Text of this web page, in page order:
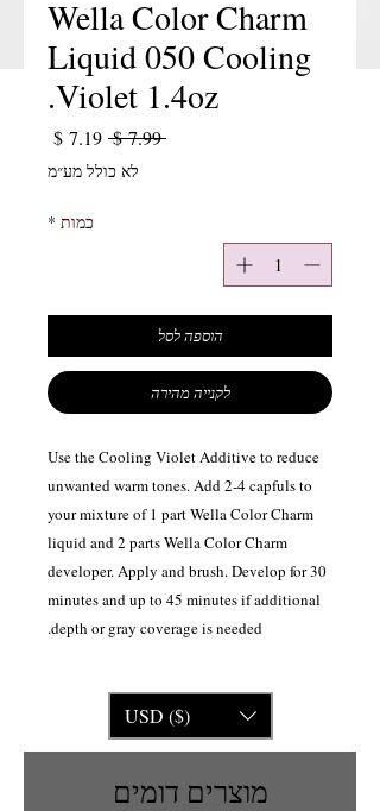
Wella Color Charm
Liquid 050 Cooling
Violet 1.4oz.
‏7.99 ‏$ מחיר רגילמחיר
לא כולל מע״מ
כמות *
הוספה לסל
לקנייה מהירה
Use the Cooling Violet Additive to reduce
unwanted warm tones. Add 2-4 capfuls to
your mixture of 1 part Wella Color Charm
liquid and 2 parts Wella Color Charm
developer. Apply and brush. Develop for 30
minutes and up to 45 minutes if additional
depth or gray coverage is needed.
USD ($)
מוצרים דומים